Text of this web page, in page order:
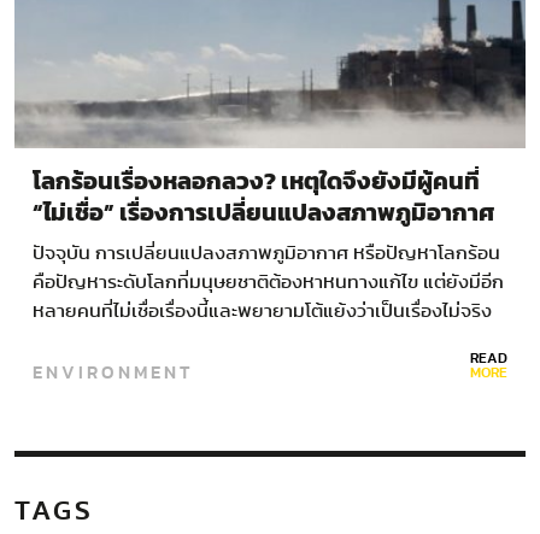
โลกร้อนเรื่องหลอกลวง? เหตุใดจึงยังมีผู้คนที่
“ไม่เชื่อ” เรื่องการเปลี่ยนแปลงสภาพภูมิอากาศ
ปัจจุบัน การเปลี่ยนแปลงสภาพภูมิอากาศ หรือปัญหาโลกร้อน
คือปัญหาระดับโลกที่มนุษยชาติต้องหาหนทางแก้ไข แต่ยังมีอีก
หลายคนที่ไม่เชื่อเรื่องนี้และพยายามโต้แย้งว่าเป็นเรื่องไม่จริง
อากาศ…
ENVIRONMENT READ
MORE
TAGS